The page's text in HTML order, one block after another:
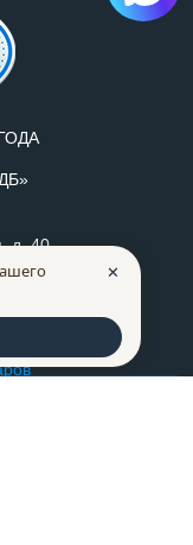
д. 40
✕